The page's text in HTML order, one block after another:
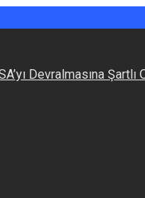
Devralmasına Şartlı